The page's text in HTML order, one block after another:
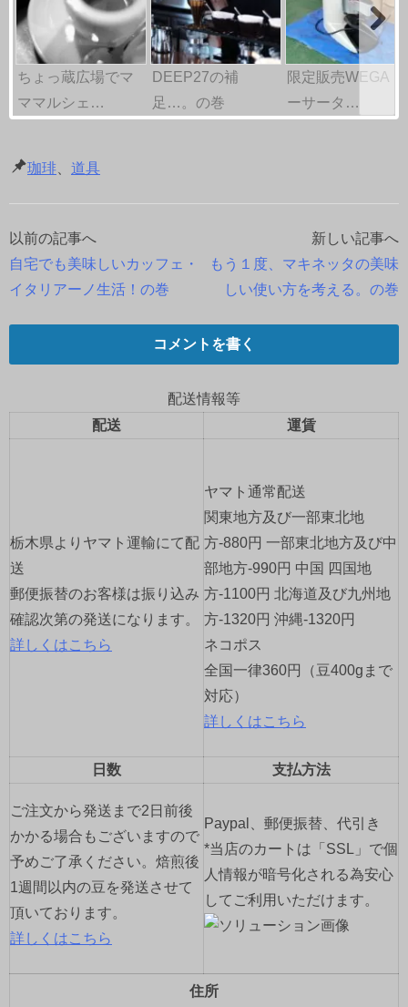
ちょっ蔵広場でマ
ママルシェ…
DEEP27の補
足…。の巻
限定販売WEGAド
ーサータ…
珈琲、 道具
投
稿
ナ
ビ
ー
ン
以前の記事へ
自宅でも美味しいカッフェ・
イタリアーノ生活！の巻
新しい記事へ
もう１度、マキネッタの美味
しい使い方を考える。の巻
コメントを書く
配送情報等
配送
運賃
栃木県よりヤマト運輸にて配
送
郵便振替のお客様は振り込み
確認次第の発送になります。
詳しくはこちら
ヤマト通常配送
関東地方及び一部東北地
方-880円 一部東北地方及び中
部地方-990円 中国 四国地
方-1100円 北海道及び九州地
方-1320円 沖縄-1320円
ネコポス
全国一律360円（豆400gまで
対応）
詳しくはこちら
日数 支払方法
ご注文から発送まで2日前後
かかる場合もございますので
予めご了承ください。焙煎後
1週間以内の豆を発送させて
頂いております。
詳しくはこちら
Paypal、郵便振替、代引き
*当店のカートは「SSL」で個
人情報が暗号化される為安心
してご利用いただけます。
住所